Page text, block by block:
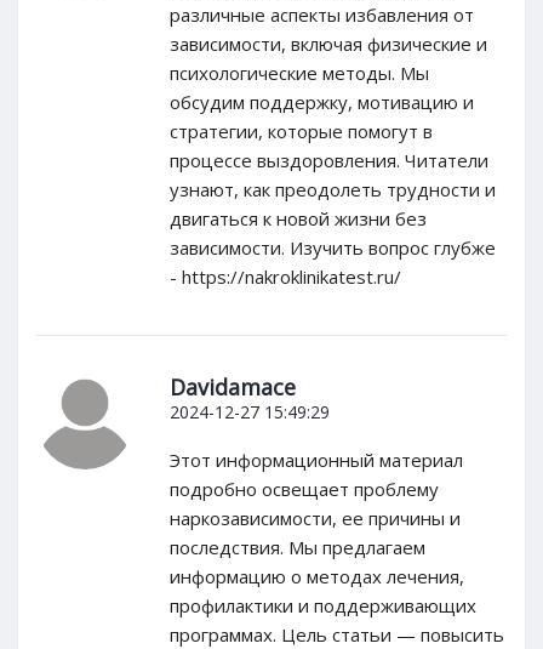
различные аспекты избавления от
зависимости, включая физические и
психологические методы. Мы
обсудим поддержку, мотивацию и
стратегии, которые помогут в
процессе выздоровления. Читатели
узнают, как преодолеть трудности и
двигаться к новой жизни без
зависимости. Изучить вопрос глубже
- https://nakroklinikatest.ru/
Davidamace
2024-12-27 15:49:29
Этот информационный материал
подробно освещает проблему
наркозависимости, ее причины и
последствия. Мы предлагаем
информацию о методах лечения,
профилактики и поддерживающих
программах. Цель статьи — повысить